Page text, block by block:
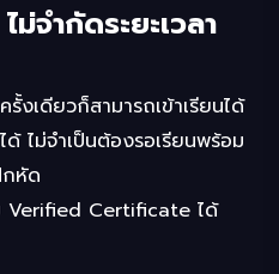
ม่จำกัดระยะเวลา
งเดียวก็สามารถเข้าเรียนได้
ด้ ไม่จำเป็นต้องรอเรียนพร้อม
หัด
บ Verified Certificate ได้